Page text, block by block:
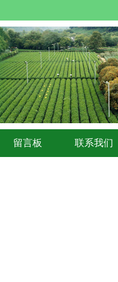
留言板 联系我们